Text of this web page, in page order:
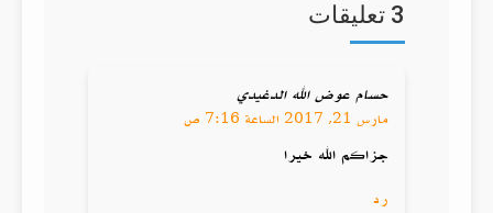
3 تعليقات
حسام عوض الله الدغيدي
مارس 21, 2017 الساعة 7:16 ص
جزاكم الله خيرا
رد